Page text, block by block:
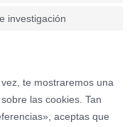
investigación
te mostraremos una
las cookies. Tan
aceptas que